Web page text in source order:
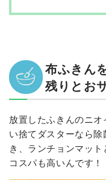
布ふきん
残りとお
放置したふきんのニ
い捨てダスターなら
き、ランチョンマッ
コスパも高いんです！